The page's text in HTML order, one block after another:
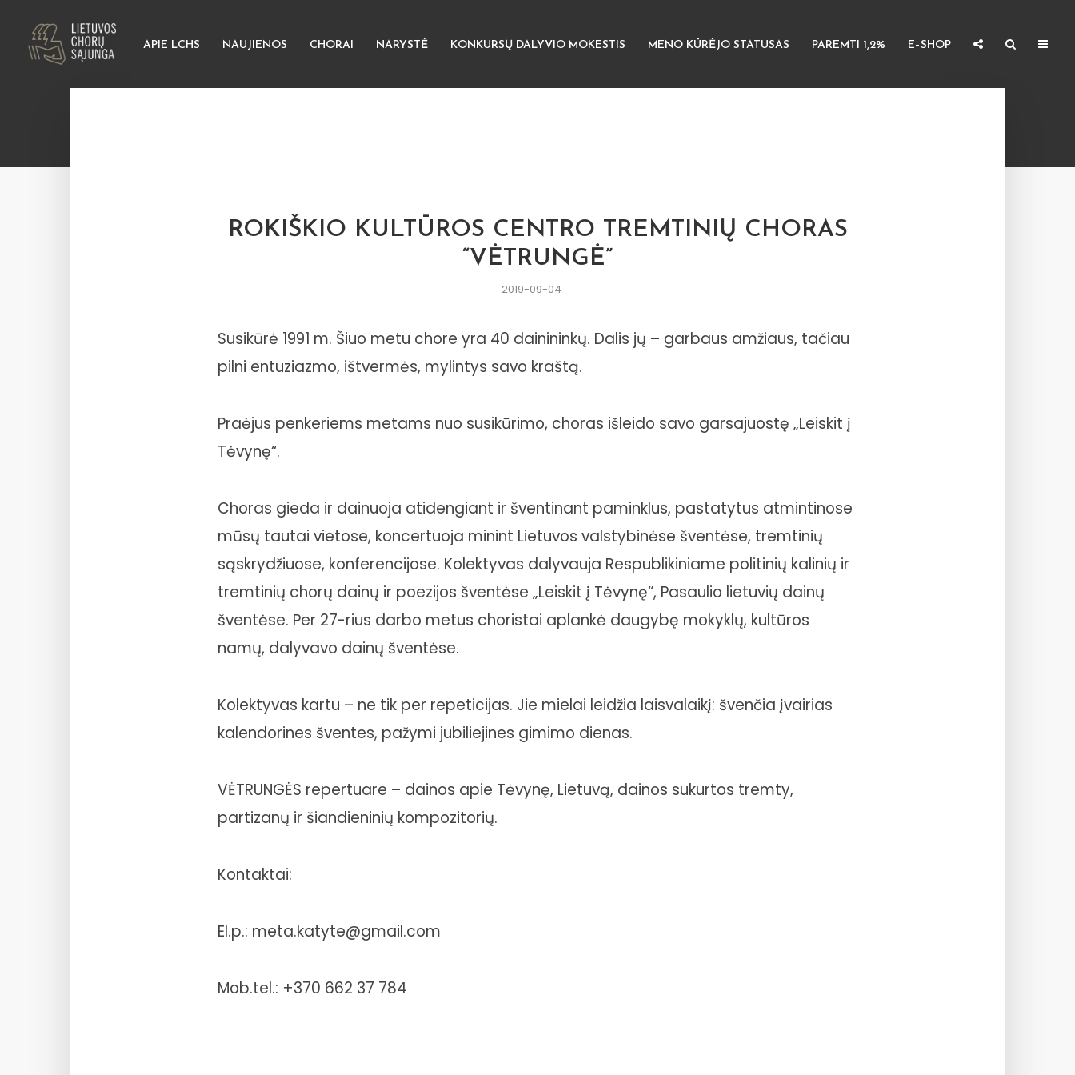
APIE LCHS NAUJIENOS CHORAI NARYSTĖ KONKURSŲ DALYVIO MOKESTIS MENO KŪRĖJO STATUSAS PAREMTI 1,2% E–SHOP
ROKIŠKIO KULTŪROS CENTRO TREMTINIŲ CHORAS
“VĖTRUNGĖ”
2019-09-04
Susikūrė 1991 m. Šiuo metu chore yra 40 dainininkų. Dalis jų – garbaus amžiaus, tačiau
pilni entuziazmo, ištvermės, mylintys savo kraštą.
Praėjus penkeriems metams nuo susikūrimo, choras išleido savo garsajuostę „Leiskit į
Tėvynę“.
Choras gieda ir dainuoja atidengiant ir šventinant paminklus, pastatytus atmintinose
mūsų tautai vietose, koncertuoja minint Lietuvos valstybinėse šventėse, tremtinių
sąskrydžiuose, konferencijose. Kolektyvas dalyvauja Respublikiniame politinių kalinių ir
tremtinių chorų dainų ir poezijos šventėse „Leiskit į Tėvynę“, Pasaulio lietuvių dainų
šventėse. Per 27-rius darbo metus choristai aplankė daugybę mokyklų, kultūros
namų, dalyvavo dainų šventėse.
Kolektyvas kartu – ne tik per repeticijas. Jie mielai leidžia laisvalaikį: švenčia įvairias
kalendorines šventes, pažymi jubiliejines gimimo dienas.
VĖTRUNGĖS repertuare – dainos apie Tėvynę, Lietuvą, dainos sukurtos tremty,
partizanų ir šiandieninių kompozitorių.
Kontaktai:
El.p.: meta.katyte@gmail.com
Mob.tel.: +370 662 37 784